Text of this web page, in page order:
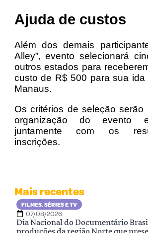
Ajuda de custos
Além dos demais
Alley”, evento selecionará
outros estados para
custo de R$ 500 para sua ida
Manaus.
Os critérios de seleção serão
organização do evento
juntamente com os
inscrições.
Mais recentes
FILMES, SÉRIES E TV
07/08/2026
Dia Nacional do Documentário